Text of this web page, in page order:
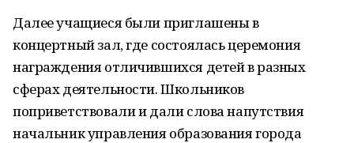
Далее учащиеся были приглашены в
концертный зал, где состоялась церемония
награждения отличившихся детей в разных
сферах деятельности. Школьников
поприветствовали и дали слова напутствия
начальник управления образования города